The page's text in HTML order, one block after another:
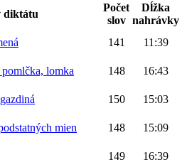
diktátu
Počet
slov
Dĺžka
nahrávky
141
11:39
lomka 148
16:43
150
15:03
mien 148
15:09
149
16:39